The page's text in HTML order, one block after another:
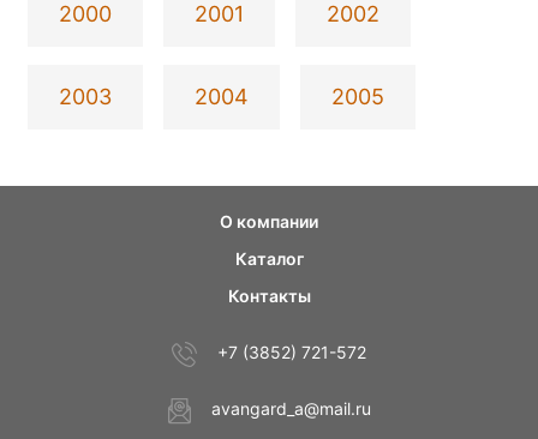
2000 2001 2002
2003 2004 2005
О компании
Каталог
Контакты
+7 (3852) 721-572
avangard_a@mail.ru